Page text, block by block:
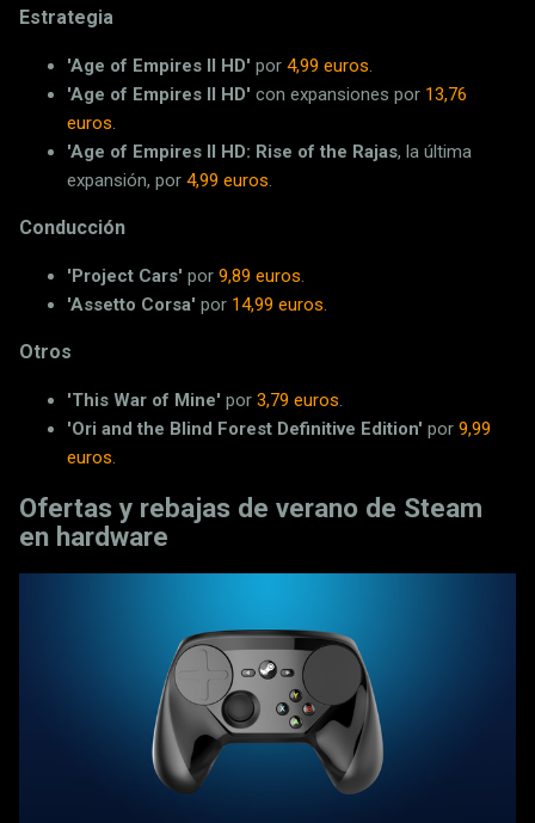
Estrategia
'Age of Empires II HD' por 4,99 euros.
'Age of Empires II HD' con expansiones por 13,76
euros.
'Age of Empires II HD: Rise of the Rajas, la última
expansión, por 4,99 euros.
Conducción
'Project Cars' por 9,89 euros.
'Assetto Corsa' por 14,99 euros.
Otros
'This War of Mine' por 3,79 euros.
'Ori and the Blind Forest Definitive Edition' por 9,99
euros.
Ofertas y rebajas de verano de Steam
en hardware